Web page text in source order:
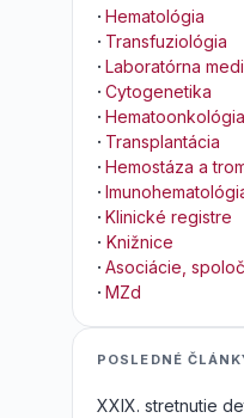
· Hematológia
· Transfuziológia
· Laboratórna
· Cytogenetika
· Hematoonkológia
· Transplantácia
· Hemostáza a
·
· Klinické registre
· Knižnice
· Asociácie,
· MZd
POSLEDNÉ
XXIX. stretnutie